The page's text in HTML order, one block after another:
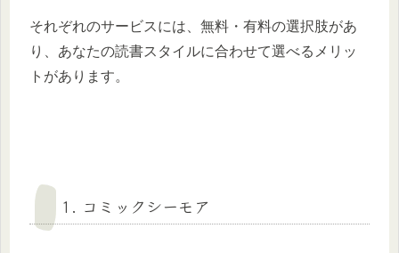
それぞれのサービスには、無料・有料の選択肢があ
り、あなたの読書スタイルに合わせて選べるメリッ
トがあります。
1. コミックシーモア